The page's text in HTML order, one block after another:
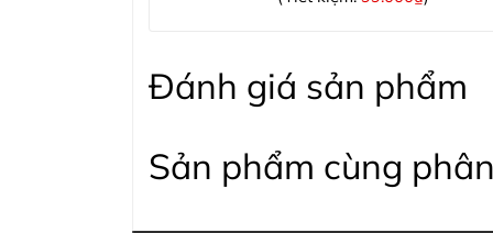
Đánh giá sản phẩm
Sản phẩm cùng